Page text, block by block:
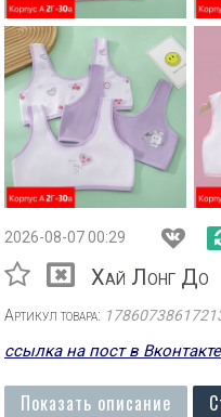
2026-08-07 00:29
Хай Лонг До
Артикул товара:
ссылка на пост в Вконтакте
Показать описание